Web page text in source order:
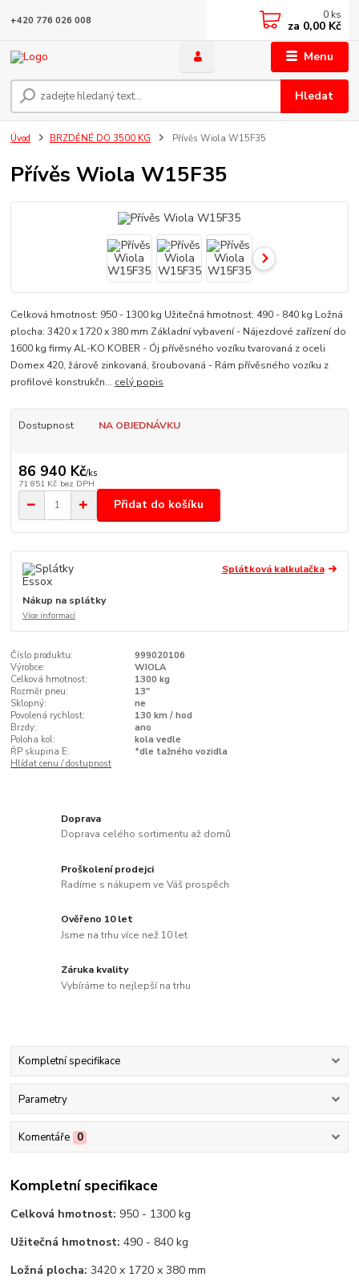
Menu
Hledat
+420 776 026 008 0 ks
za 0,00 Kč
Úvod BRZDĚNÉ DO 3500 KG Přívěs Wiola W15F35
Přívěs Wiola W15F35
Celková hmotnost: 950 - 1300 kg Užitečná hmotnost: 490 - 840 kg Ložná
plocha: 3420 x 1720 x 380 mm Základní vybavení - Nájezdové zařízení do
1600 kg firmy AL-KO KOBER - Ój přívěsného vozíku tvarovaná z oceli
Domex 420, žárově zinkovaná, šroubovaná - Rám přívěsného vozíku z
profilové konstrukčn... celý popis
Dostupnost NA OBJEDNÁVKU
86 940 Kč/ks
71 851 Kč bez DPH
Přidat do košíku
Splátková kalkulačka
Nákup na splátky
Více informací
Číslo produktu:
999020106
Výrobce:
WIOLA
Celková hmotnost:
1300 kg
Rozměr pneu:
13"
Sklopný:
ne
Povolená rychlost:
130 km / hod
Brzdy:
ano
Poloha kol:
kola vedle
ŘP skupina E:
*dle tažného vozidla
Hlídat cenu / dostupnost
Doprava
Doprava celého sortimentu až domů
Proškolení prodejci
Radíme s nákupem ve Váš prospěch
Ověřeno 10 let
Jsme na trhu více než 10 let
Záruka kvality
Vybíráme to nejlepší na trhu
Kompletní specifikace
Parametry
Komentáře 0
Kompletní specifikace
Celková hmotnost: 950 - 1300 kg
Užitečná hmotnost: 490 - 840 kg
Ložná plocha: 3420 x 1720 x 380 mm